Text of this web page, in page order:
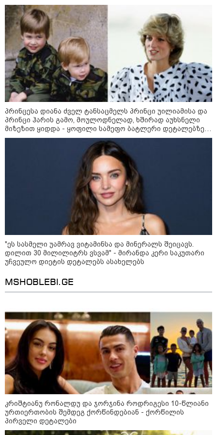
ბანგკოკში მომხდარი
ტრაგედიიდან
კატეგორიის ყველა სიახლე
აშშ-მა საქართველოში
დაფუძნებული კრიპტოკომპანია
დაასანქცირა
„ნაციონალური მოძრაობა“ -
სიმბოლურია, რომ კობახიძის
მოღალატეობრივი განცხადება
საქართველოს
თავისუფლებისთვის შეწირული
გმირების მემორიალზე გაკეთდა
პაატა ზაქარეიშვილი -
შეუძლებელია ბარამიძის
განცხადება შეესაბამებოდეს
სინამდვილეს, ეს არის მისი
მოსაზრება, აბსოლუტურად
ამოვარდნილი რეალობიდან - არ
მარშრუტის გახსნის შესახებ
მაგრამ, ეს ნაბიჯი არ უნდა იქნას
გაგებული, როგორც ჰორმუზის
სრუტის ხელახლა გახსნა
მოზაიკა
პრინცესა დიანა ძველ ტანსაცმელს პრინცი უილიამისა და
პრინცი ჰარის გამო, მოულოდნელად, ხშირად აუხსნელი
მიზეზით ყიდდა - ყოფილი სამეფო ბატლერი დეტალებზე
საკუთარ წიგნში საუბრობს
"ეს სასმელი უამრავ ვიტამინსა და მინერალს შეიცავს.
დილით 30 მილილიტრს ვსვამ" - მირანდა კერი საკუთარი
უჩვეულო დიეტის დეტალებს ასახელებს
MSHOBLEBI.GE
კრიშტიანუ რონალდუ და ჯორჯინა როდრიგესი 10-წლიანი
ურთიერთობის შემდეგ ქორწინდებიან - ქორწილის
პირველი დეტალები